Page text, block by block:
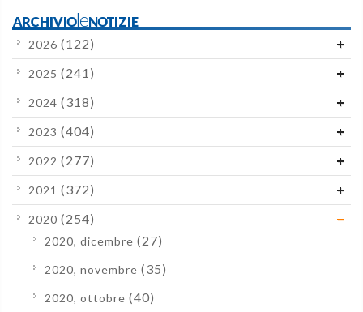
ARCHIVIOleNOTIZIE
2026 (122)
2025 (241)
2024 (318)
2023 (404)
2022 (277)
2021 (372)
2020 (254)
2020, dicembre (27)
2020, novembre (35)
2020, ottobre (40)